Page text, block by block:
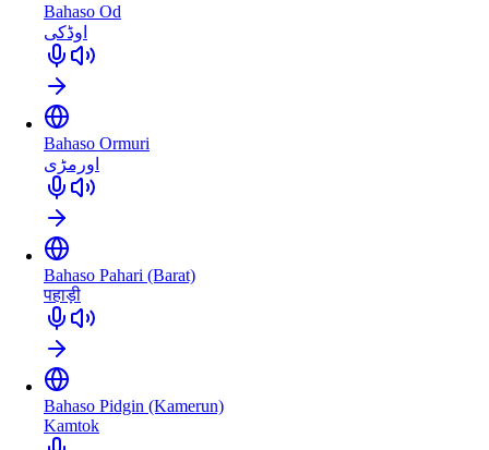
Bahaso Od
اوڈکی
Bahaso Ormuri
اورمڑی
Bahaso Pahari (Barat)
पहाड़ी
Bahaso Pidgin (Kamerun)
Kamtok